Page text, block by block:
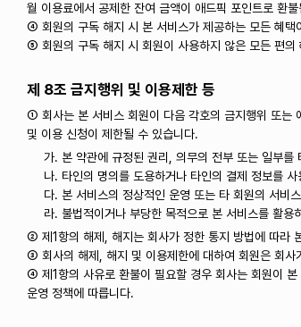
월 이용료에서 공제한 잔여 금액이 애드픽 포인트로 환불
④ 회원의 구독 해지 시 본 서비스가 제공하는 모든 혜택
⑤ 회원의 구독 해지 시 회원이 사용하지 않은 모든 편의
제 8조 금지행위 및 이용제한 등
① 회사는 본 서비스 회원이 다음 각호의 금지행위 또는
및 이용 신청이 제한될 수 있습니다.
가. 본 약관에 규정된 권리, 의무의 전부 또는 일부를
나. 타인의 명의를 도용하거나 타인의 결제 정보를
다. 본 서비스의 정상적인 운영 또는 타 회원의 서비
라. 불법적이거나 부당한 목적으로 본 서비스를 활용
② 제1항의 해제, 해지는 회사가 정한 통지 방법에 따라
③ 회사의 해제, 해지 및 이용제한에 대하여 회원은 회사
④ 제1항의 사유로 환불이 필요할 경우 회사는 회원이
운영 정책에 따릅니다.